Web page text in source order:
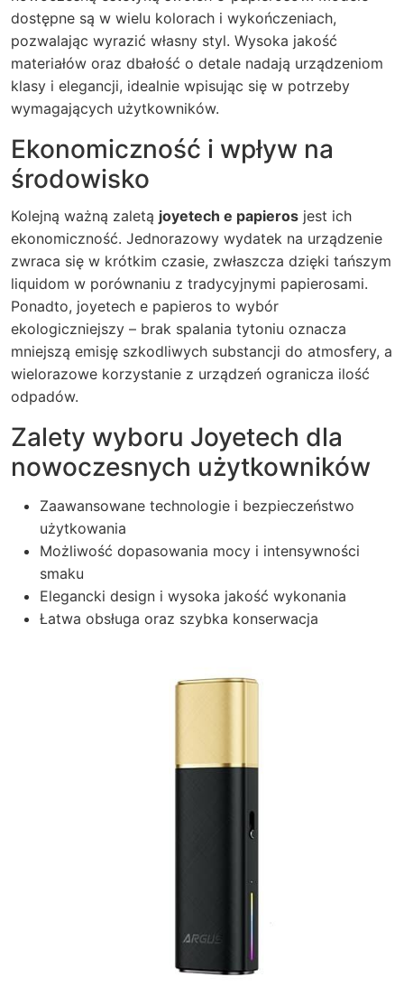
dostępne są w wielu kolorach i wykończeniach,
pozwalając wyrazić własny styl. Wysoka jakość
materiałów oraz dbałość o detale nadają urządzeniom
klasy i elegancji, idealnie wpisując się w potrzeby
wymagających użytkowników.
Ekonomiczność i wpływ na
środowisko
Kolejną ważną zaletą joyetech e papieros jest ich
ekonomiczność. Jednorazowy wydatek na urządzenie
zwraca się w krótkim czasie, zwłaszcza dzięki tańszym
liquidom w porównaniu z tradycyjnymi papierosami.
Ponadto, joyetech e papieros to wybór
ekologiczniejszy – brak spalania tytoniu oznacza
mniejszą emisję szkodliwych substancji do atmosfery, a
wielorazowe korzystanie z urządzeń ogranicza ilość
odpadów.
Zalety wyboru Joyetech dla
nowoczesnych użytkowników
Zaawansowane technologie i bezpieczeństwo
użytkowania
Możliwość dopasowania mocy i intensywności
smaku
Elegancki design i wysoka jakość wykonania
Łatwa obsługa oraz szybka konserwacja